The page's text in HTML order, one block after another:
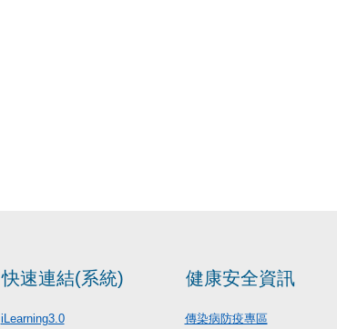
快速連結(系統)
iLearning3.0
健康安全資訊
傳染病防疫專區